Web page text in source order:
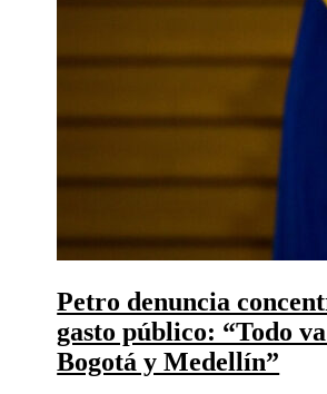
Petro denuncia
gasto público: “Todo
Bogotá y Medellín”